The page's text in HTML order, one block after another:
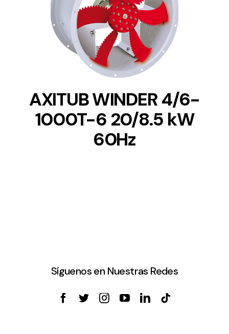
DETAILS
AXITUB WINDER 4/6-
1000T-6 20/8.5 kW
60Hz
Síguenos en Nuestras Redes